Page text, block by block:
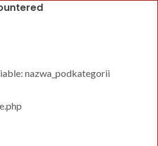
nazwa_podkategorii